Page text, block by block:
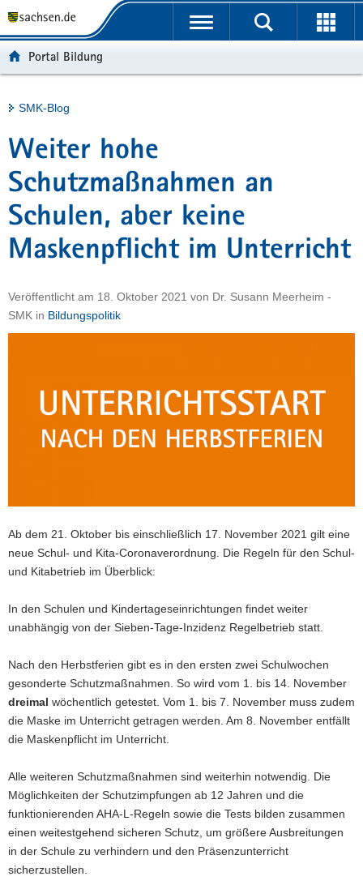
t
b
e
r
g
r
i
n
u
n
h
a
l
t
e
v
c
e
Portalübergreifende
Portal Bildung
Hauptinhalt
SMK-Blog
Weiter hohe
Schutzmaßnahmen an
Schulen, aber keine
Maskenpflicht im Unterricht
Veröffentlicht am 18. Oktober 2021 von Dr. Susann Meerheim -
SMK in Bildungspolitik
Ab dem 21. Oktober bis einschließlich 17. November 2021 gilt eine
neue Schul- und Kita-Coronaverordnung. Die Regeln für den Schul-
und Kitabetrieb im Überblick:
In den Schulen und Kindertageseinrichtungen findet weiter
unabhängig von der Sieben-Tage-Inzidenz Regelbetrieb statt.
Nach den Herbstferien gibt es in den ersten zwei Schulwochen
gesonderte Schutzmaßnahmen. So wird vom 1. bis 14. November
dreimal wöchentlich getestet. Vom 1. bis 7. November muss zudem
die Maske im Unterricht getragen werden. Am 8. November entfällt
die Maskenpflicht im Unterricht.
Alle weiteren Schutzmaßnahmen sind weiterhin notwendig. Die
Möglichkeiten der Schutzimpfungen ab 12 Jahren und die
funktionierenden AHA-L-Regeln sowie die Tests bilden zusammen
einen weitestgehend sicheren Schutz, um größere Ausbreitungen
in der Schule zu verhindern und den Präsenzunterricht
sicherzustellen.